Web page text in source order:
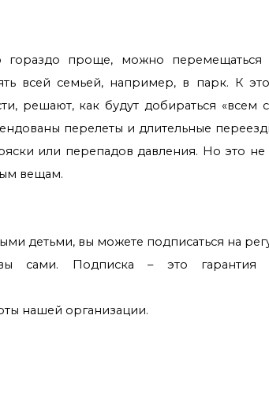
проще, можно перемещаться
всей семьей, например, в парк. К
решают, как будут добираться «всем
перелеты и длительные
или перепадов давления. Но это не
вещам.
детьми, вы можете подписаться на
сами. Подписка – это гарантия
нашей организации.